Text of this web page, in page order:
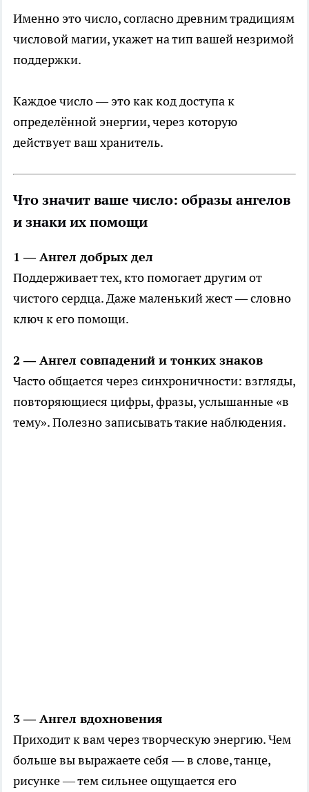
Именно это число, согласно древним традициям
числовой магии, укажет на тип вашей незримой
поддержки.
Каждое число — это как код доступа к
определённой энергии, через которую
действует ваш хранитель.
Что значит ваше число: образы ангелов
и знаки их помощи
1 — Ангел добрых дел
Поддерживает тех, кто помогает другим от
чистого сердца. Даже маленький жест — словно
ключ к его помощи.
2 — Ангел совпадений и тонких знаков
Часто общается через синхроничности: взгляды,
повторяющиеся цифры, фразы, услышанные «в
тему». Полезно записывать такие наблюдения.
3 — Ангел вдохновения
Приходит к вам через творческую энергию. Чем
больше вы выражаете себя — в слове, танце,
рисунке — тем сильнее ощущается его